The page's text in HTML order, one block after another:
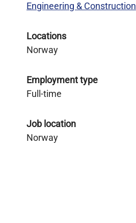
Engineering & Construction
Locations
Norway
Employment type
Full-time
Job location
Norway